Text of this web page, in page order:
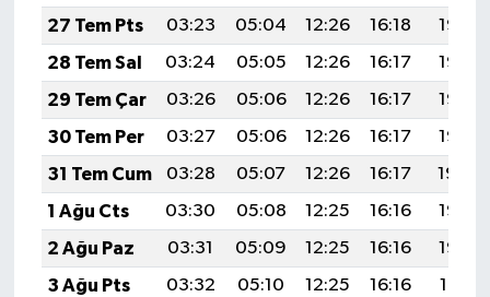
27 Tem Pts
03:23 05:04 12:26 16:18
19:37
28 Tem Sal
03:24 05:05 12:26 16:17
19:37
29 Tem Çar
03:26 05:06 12:26 16:17
19:36
30 Tem Per
03:27 05:06 12:26 16:17
19:35
31 Tem Cum
03:28 05:07 12:26 16:17
19:34
1 Ağu Cts
03:30 05:08 12:25 16:16
19:33
2 Ağu Paz
03:31 05:09 12:25 16:16
19:32
3 Ağu Pts
03:32 05:10 12:25 16:16
19:31